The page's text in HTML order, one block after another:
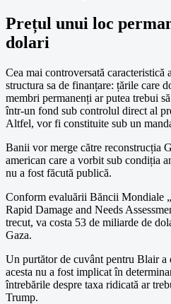
Prețul unui loc
dolari
Cea mai controversată caracteristică
structura sa de finanțare: țările care
membri permanenți ar putea trebui
într-un fond sub controlul direct al
Altfel, vor fi constituite sub un
Banii vor merge către reconstrucția
american care a vorbit sub condiția
nu a fost făcută publică.
Conform evaluării Băncii Mondiale
Rapid Damage and Needs
trecut, va costa 53 de miliarde de
Gaza.
Un purtător de cuvânt pentru Blair a
acesta nu a fost implicat în
întrebările despre taxa ridicată ar
Trump.